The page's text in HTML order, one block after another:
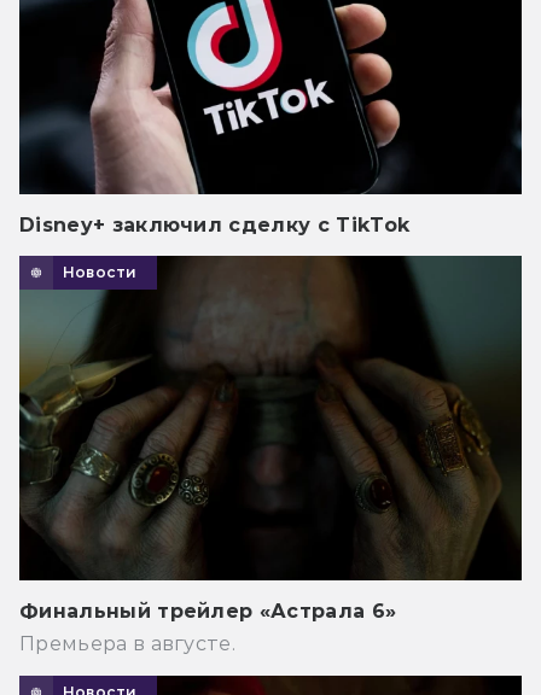
Disney+ заключил сделку с TikTok
Новости
Финальный трейлер «Астрала 6»
Премьера в августе.